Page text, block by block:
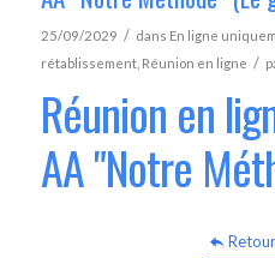
25/09/2029 / dans En ligne
rétablissement, Réunion en ligne /
Réunion en
AA "Notre